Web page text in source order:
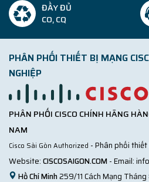
ĐẦY ĐỦ
CO, CQ
PHÂN PHỐI THIẾT BỊ MẠNG
NGHIỆP
PHÂN PHỐI CISCO CHÍNH HÃNG
NAM
Cisco Sài Gòn Authorized - Phân phối
Website:CISCOSAIGON.COM - Email:
Hồ Chí Minh259/11 Cách Mạng Tháng